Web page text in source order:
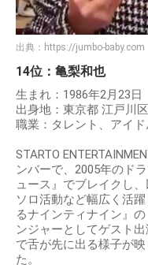
出典： https://jumbo-baby.com
14位：亀梨和也
生まれ：1986年2月23日
出身地：東京都 江戸川区
職業：タレント、アイ
STARTO
ンバーで、2005年のド
ュース』でブレイクし
ソロ活動など幅広く活
るナインティナイン』
ンジャーとしてゲスト
で舌が先に出る様子が
た。